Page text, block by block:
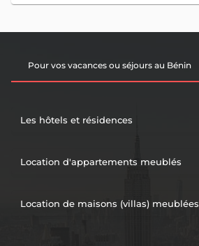
Pour vos vacances ou séjours au Bénin
Les hôtels et résidences
Location d'appartements meublés
Location de maisons (villas) meublées